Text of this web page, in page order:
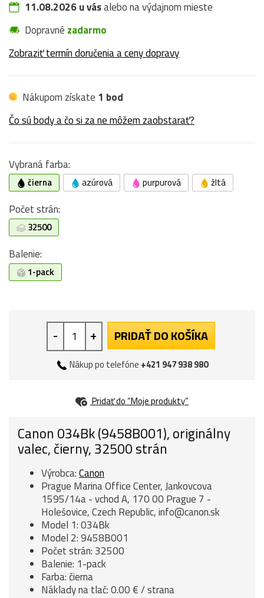
11.08.2026 u vásalebo na výdajnom mieste
Dopravné zadarmo
Zobraziť termín doručenia a ceny dopravy
Nákupom získate 1 bod
Čo sú body a čo si za ne môžem zaobstarať?
Vybraná farba:
čierna azúrová purpurová žltá
Počet strán:
32500
Balenie:
1-pack
- + PRIDAŤ DO KOŠÍKA
Nákup po telefóne +421 947 938 980
Pridať do “Moje produkty”
Canon 034Bk (9458B001), originálny
valec, čierny, 32500 strán
Výrobca:Canon
Prague Marina Office Center, Jankovcova
1595/14a - vchod A, 170 00 Prague 7 -
Holešovice, Czech Republic, info@canon.sk
Model 1: 034Bk
Model 2: 9458B001
Počet strán: 32500
Balenie: 1-pack
Farba: čierna
Náklady na tlač: 0.00 € / strana